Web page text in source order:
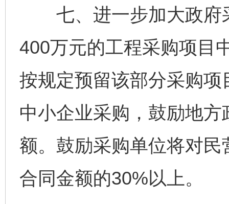
七、进一步加大政府
400万元的工程采购项目
按规定预留该部分采购
中小企业采购，鼓励地
额。鼓励采购单位将对
合同金额的30%以上。